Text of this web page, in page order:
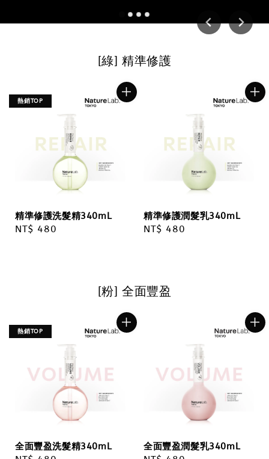
[綠] 精準修護
熱銷TOP
精準修護洗髮精340mL
Regular
NT$ 480
精準修護潤髮乳340mL
Regular
NT$ 480
[粉] 全面豐盈
熱銷TOP
全面豐盈洗髮精340mL 全面豐盈潤髮乳340mL